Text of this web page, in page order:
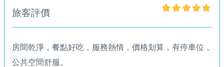
旅客評價
房間乾淨，餐點好吃，服務熱情，價格划算，有停車位，
公共空間舒服。